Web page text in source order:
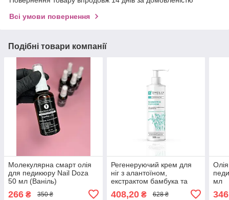
Всі умови повернення
Подібні товари компанії
Молекулярна смарт олія
для педикюру Nail Doza
50 мл (Ваніль)
266 ₴ 350 ₴
Регенеруючий крем для
ніг з алантоїном,
екстрактом бамбука та
408,20₴ 628 ₴
мл
346